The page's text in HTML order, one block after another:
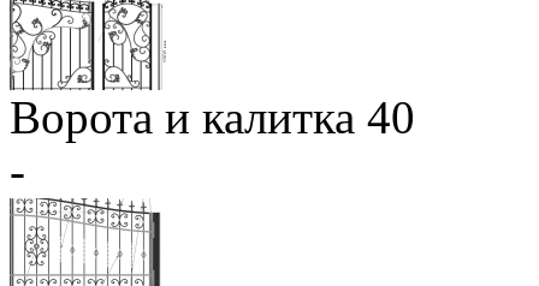
Ворота и калитка 40
-